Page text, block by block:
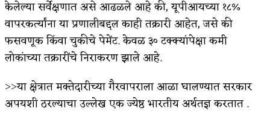
केलेल्या सर्वेक्षणात असे आढळले आहे की, यूपीआयच्या १८%
वापरकर्त्यांना या प्रणालीबद्दल काही तक्रारी आहेत, जसे की
फसवणूक किंवा चुकीचे पेमेंट. केवळ ३० टक्क्यांपेक्षा कमी
लोकांच्या तक्रारींचे निराकरण झाले आहे.
˃˃या क्षेत्रात मक्तेदारीच्या गैरवापराला आळा घालण्यात सरकार
अपयशी ठरल्याचा उल्लेख एक ज्येष्ठ भारतीय अर्थतज्ञ करतात .